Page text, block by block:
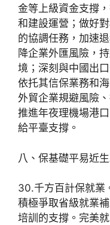
金等上級資金支撐
和建設運營；做好
的協調任務，加速
降企業外匯風險，
境；深刻與中國出
依托其信保業務和
外貿企業規避風險
推進年夜理機場港
給平臺支撐。
八、保基礎平易近生
30.千方百計保就業
積極爭取省級就業
培訓的支撐。完美